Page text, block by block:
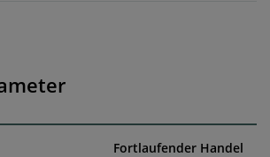
Fortlaufender Handel